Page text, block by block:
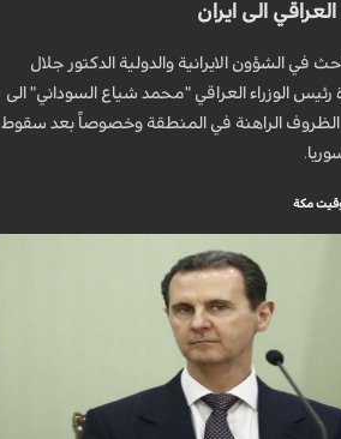
الى ايران
في الشؤون الايرانية والدولية الدكتور جلال
رئيس الوزراء العراقي "محمد شياع السوداني" الى
الراهنة في المنطقة وخصوصاً بعد سقوط